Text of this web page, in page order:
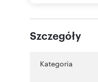
Szczegóły
Kategoria